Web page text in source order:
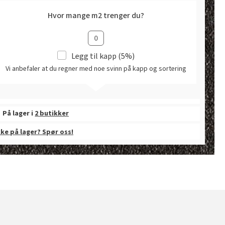
Hvor mange m2 trenger du?
Legg til kapp (5%)
Vi anbefaler at du regner med noe svinn på kapp og sortering
På lager i2 butikker
på lager? Spør oss!